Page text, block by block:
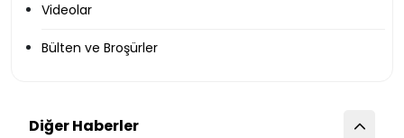
Videolar
Bülten ve Broşürler
Diğer Haberler